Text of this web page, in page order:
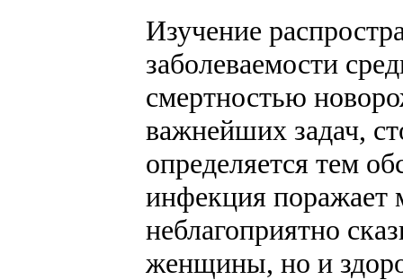
Изучение
заболеваемости
смертностью
важнейших задач,
определяется тем
инфекция поражает
неблагоприятно
женщины, но и